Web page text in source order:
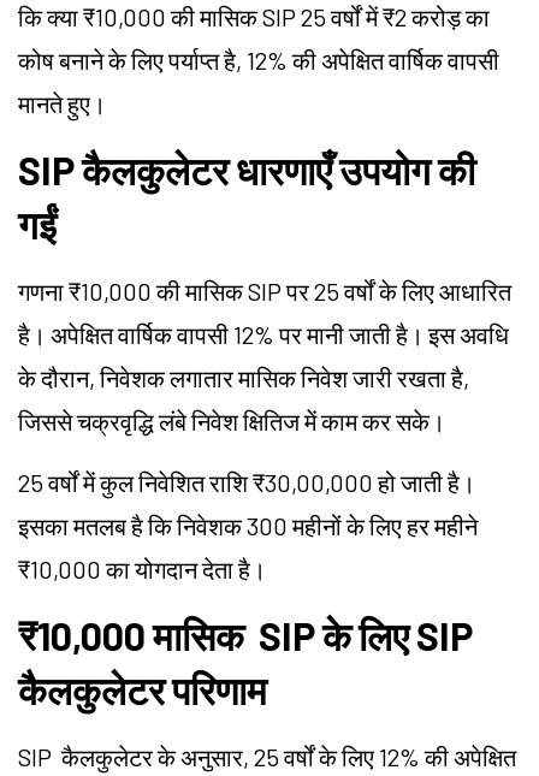
कि क्या ₹10,000 की मासिक SIP 25 वर्षों में ₹2 करोड़ का
कोष बनाने के लिए पर्याप्त है, 12% की अपेक्षित वार्षिक वापसी
मानते हुए।
SIP कैलकुलेटर धारणाएँ उपयोग की
गईं
गणना ₹10,000 की मासिक SIP पर 25 वर्षों के लिए आधारित
है। अपेक्षित वार्षिक वापसी 12% पर मानी जाती है। इस अवधि
के दौरान, निवेशक लगातार मासिक निवेश जारी रखता है,
जिससे चक्रवृद्धि लंबे निवेश क्षितिज में काम कर सके।
25 वर्षों में कुल निवेशित राशि ₹30,00,000 हो जाती है।
इसका मतलब है कि निवेशक 300 महीनों के लिए हर महीने
₹10,000 का योगदान देता है।
₹10,000 मासिक SIP के लिए SIP
कैलकुलेटर परिणाम
SIPकैलकुलेटर के अनुसार, 25 वर्षों के लिए 12% की अपेक्षित